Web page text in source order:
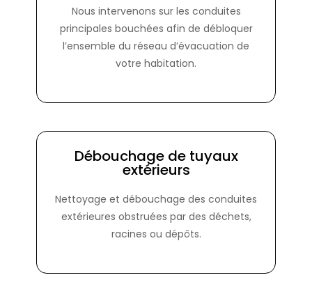
Nous intervenons sur les conduites
principales bouchées afin de débloquer
l’ensemble du réseau d’évacuation de
votre habitation.
Débouchage de tuyaux
extérieurs
Nettoyage et débouchage des conduites
extérieures obstruées par des déchets,
racines ou dépôts.